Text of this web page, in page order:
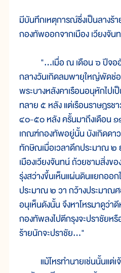
มีบันทึกเหตุการณ์ซึ่งเป็นลางร้
กองทัพออกจากเมือง เวียงจัน
"...เมื่อ ณ เดือน ๖ ปีจออั
กลางวันเกิดลมพายุใหญ่พัดช่
พระบางหลังคาเรือนอนุหักไป
ทลาย ๕ หลัง แต่เรือนราษฎร
๔๐-๕๐ หลัง ครั้นมาถึงเดือน
เกณฑ์กองทัพอยู่นั้น บังเกิดด
ทักษิณเมื่อเวลาดึกประมาณ ๒
เมืองเวียงจันทน์ ถ้วยชามสิ่ง
รุ่งสว่างขึ้นเห็นแผ่นดินแยกออ
ประมาณ ๒ วา กว้างประมาณ
อนุเห็นดังนั้น จึงหาโหรมาดูว่า
กองทัพลงไปตีกรุงจะปราชัยห
ร้ายนักจะปราชัย..."
แม้โหรทำนายเช่นนั้นแต่เจ้